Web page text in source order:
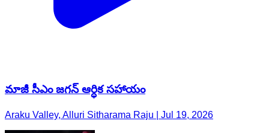
మాజీ సీఎం జగన్ ఆర్ధిక సహాయం
Araku Valley, Alluri Sitharama Raju | Jul 19, 2026